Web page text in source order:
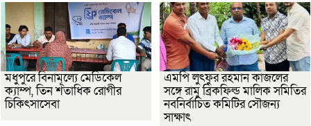
মধুপুরে বিনামূল্যে মেডিকেল
ক্যাম্প, তিন শতাধিক রোগীর
চিকিৎসাসেবা
এমপি লুৎফুর রহমান কাজলের
সঙ্গে রামু ব্রিকফিল্ড মালিক সমিতির
নবনির্বাচিত কমিটির সৌজন্য
সাক্ষাৎ